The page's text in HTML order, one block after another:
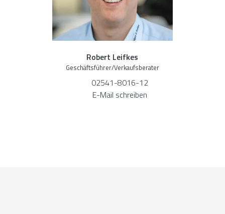
Robert Leifkes
Geschäftsführer/Verkaufsberater
02541-8016-12
E-Mail schreiben